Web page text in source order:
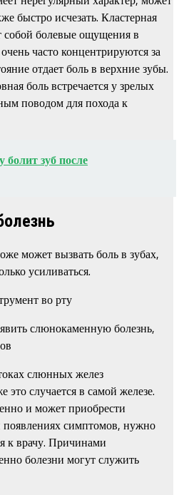
быстро исчезать. Кластерная
собой болевые ощущения в
часто концентрируются за
отдает боль в верхние зубы.
боль встречается у зрелых
поводом для похода к
болит зуб после
может вызвать боль в зубах,
усиливаться.
слюнокаменную болезнь,
слюнных желез
случается в самой железе.
и может приобрести
симптомов, нужно
к врачу. Причинами
болезни могут служить